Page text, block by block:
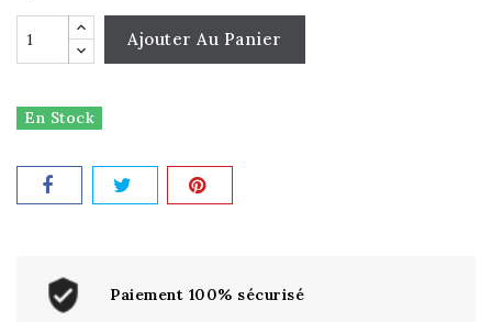
Ajouter Au Panier
En Stock
Paiement 100% sécurisé